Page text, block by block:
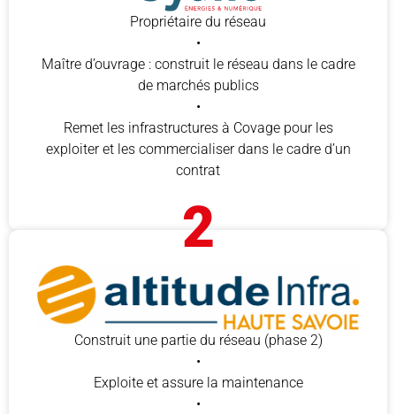
Propriétaire du réseau
•
Maître d’ouvrage : construit le réseau dans le cadre
de marchés publics
•
Remet les infrastructures à Covage pour les
exploiter et les commercialiser dans le cadre d’un
contrat
2
Construit une partie du réseau (phase 2)
•
Exploite et assure la maintenance
•